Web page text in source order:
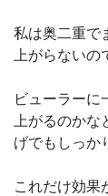
私は奥二重で
上がらないの
ビューラーに
上がるのかな
げでもしっか
これだけ効果